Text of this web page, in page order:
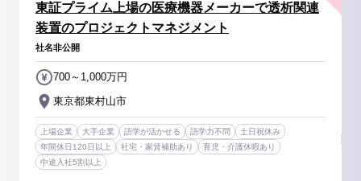
東証プライム上場の医療機器メーカーで透析関連
装置のプロジェクトマネジメント
社名非公開
東京都東村山市
700～1,000万円
上場企業 大手企業 語学が活かせる 語学力不問
土日祝休み
年間休日120日以上
社宅・家賃補助あり
育児・介護休暇あり
中途入社5割以上